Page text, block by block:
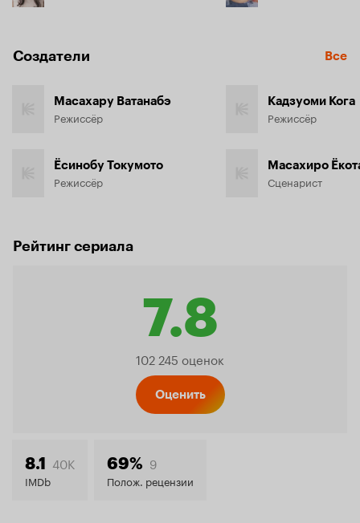
Создатели Все
Масахару Ватанабэ
Режиссёр
Ёсинобу Токумото
Режиссёр
Кадзуоми Кога
Режиссёр
Масахиро
Сценарист
Рейтинг сериала
7.8
Рейтинг
7.8
102 245 оценок
Оценить
8.1 40K
IMDb
69% 9
Полож. рецензии